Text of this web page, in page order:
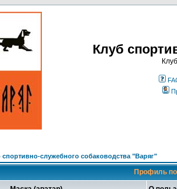
Клуб
служебного собаководства "Варяг"
Профиль